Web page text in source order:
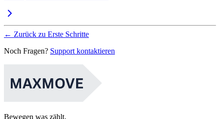
← Zurück zu Erste Schritte
Noch Fragen? Support kontaktieren
Bewegen was zählt.